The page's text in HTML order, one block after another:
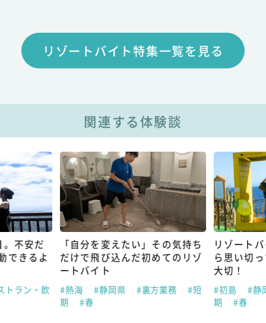
リゾートバイト特集一覧を見る
関連する体験談
不安だ
できるよ
トラン・飲
「自分を変えたい」その気持ち
だけで飛び込んだ初めてのリゾ
ートバイト
#熱海 #静岡県 #裏方業務
#短
期
#春
リゾート
ら思い切
大切！
#初島
#静
期
#春